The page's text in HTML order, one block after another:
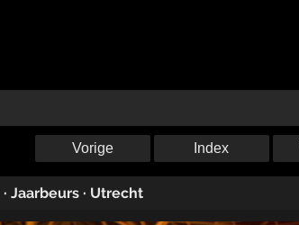
Vorige Index
· Jaarbeurs · Utrecht